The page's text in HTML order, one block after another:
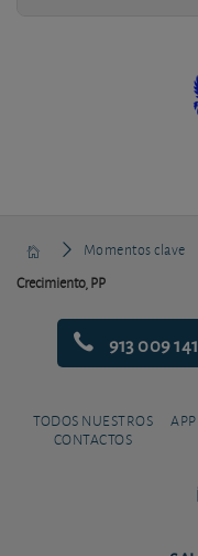
Momentos clave
Crecimiento, PP
913 009 141
TODOS NUESTROS
CONTACTOS